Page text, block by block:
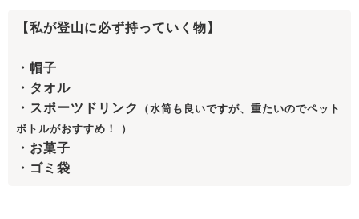
【私が登山に必ず持っていく物】
・帽子
・タオル
・スポーツドリンク
（水筒も良いですが、重たいのでペット
ボトルがおすすめ！
）
・お菓子
・ゴミ袋